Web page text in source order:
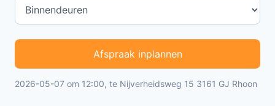
Afspraak inplannen
2026-05-07 om 12:00, te Nijverheidsweg 15 3161 GJ Rhoon